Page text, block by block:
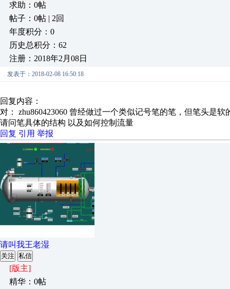
求助：0帖
帖子：0帖 | 2回
年度积分：0
历史总积分：62
注册：2018年2月08日
发表于：2018-02-08 16:50:18
回复内容：
对： zhu860423060 曾经做过一个类似记号笔的笔，但笔头是软
请问笔具体的结构 以及如何控制流量
回复 引用 举报
请叫我王老湿
关注 私信
[版主]
精华：0帖